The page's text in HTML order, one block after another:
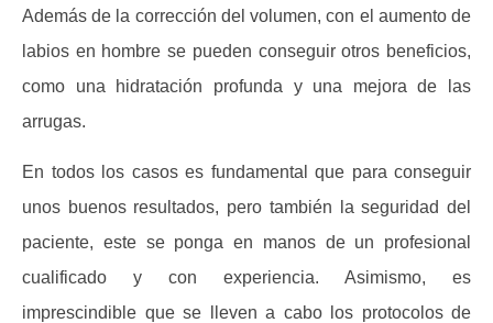
Además de la corrección del volumen, con el aumento de
labios en hombre se pueden conseguir otros beneficios,
como una hidratación profunda y una mejora de las
arrugas.
En todos los casos es fundamental que para conseguir
unos buenos resultados, pero también la seguridad del
paciente, este se ponga en manos de un profesional
cualificado y con experiencia. Asimismo, es
imprescindible que se lleven a cabo los protocolos de